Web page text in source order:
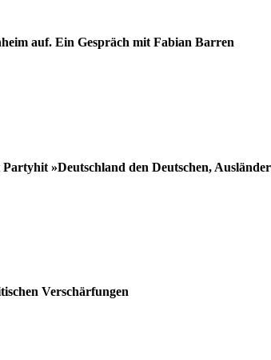
auf. Ein Gespräch mit Fabian Barren
»Deutschland den Deutschen,
Verschärfungen